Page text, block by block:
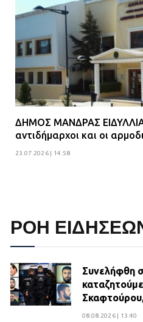
ΔΗΜΟΣ ΜΑΝΔΡΑΣ
αντιδήμαρχοι και οι
23.07.2026 | 14:58
ΡΟΗ
Συνελήφθη
08.08.2026 | 13:40